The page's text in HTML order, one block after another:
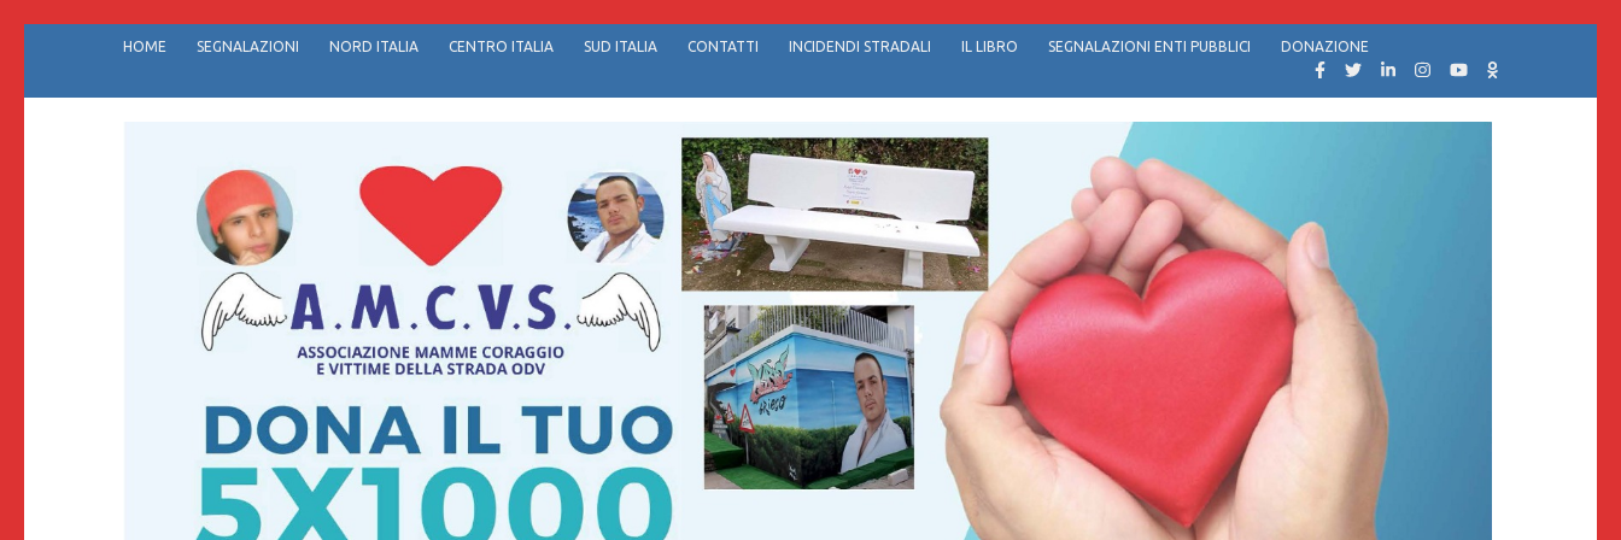
contenuto
HOME SEGNALAZIONI NORD ITALIA CENTRO ITALIA SUD ITALIA CONTATTI INCIDENDI STRADALI IL LIBRO SEGNALAZIONI ENTI PUBBLICI DONAZIONE